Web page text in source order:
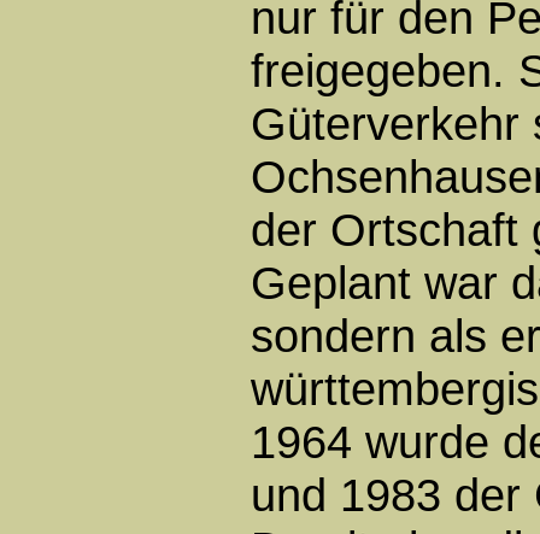
nur für den
freigegeben.
Güterverkehr
der Ortschaft
Geplant war
sondern als
1964 wurde
und 1983 der